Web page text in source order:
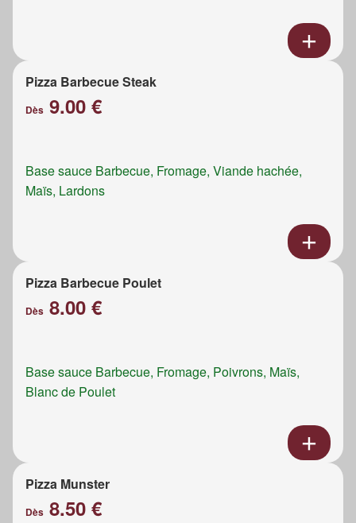
Pizza Barbecue Steak
Dès 9.00 €
Base sauce Barbecue, Fromage, Viande hachée,
Maïs, Lardons
Pizza Barbecue Poulet
Dès 8.00 €
Base sauce Barbecue, Fromage, Poivrons, Maïs,
Blanc de Poulet
Pizza Munster
Dès 8.50 €